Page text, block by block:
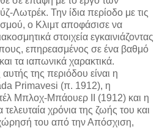
Λωτρέκ. Την ίδια περίοδο με τις
ο Κλιμτ αποφάσισε να
στοιχεία εγκαινιάζοντας
επηρεασμένος σε ένα βαθμό
τα ιαπωνικά χαρακτικά.
της περιόδου είναι η
Primavesi (π. 1912), η
Μπλοχ-Μπάουερ II (1912) και η
χρόνια της ζωής του και
του από την Απόσχιση,